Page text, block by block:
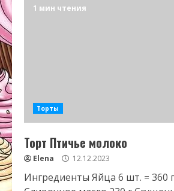
1 мин чтения
Торты
Торт Птичье молоко
Elena 12.12.2023
Ингредиенты Яйца 6 шт. = 360